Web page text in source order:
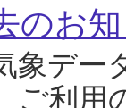
のお
象デー
ご利用